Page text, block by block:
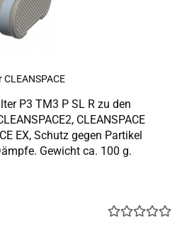
P3 TM3 P SL R zu den
CLE­AN­SPACE
EX, Schutz gegen Par­ti­kel
Ge­wicht ca. 100 g.